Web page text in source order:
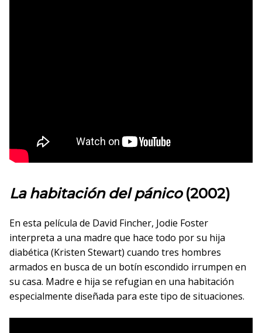
La habitación del pánico(2002)
En esta película de David Fincher, Jodie Foster
interpreta a una madre que hace todo por su hija
diabética (Kristen Stewart) cuando tres hombres
armados en busca de un botín escondido irrumpen en
su casa. Madre e hija se refugian en una habitación
especialmente diseñada para este tipo de situaciones.